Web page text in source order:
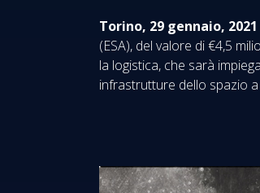
Torino, 29 gennaio, 2021
(ESA), del valore di €4,5
la logistica, che sarà
infrastrutture dello spazio